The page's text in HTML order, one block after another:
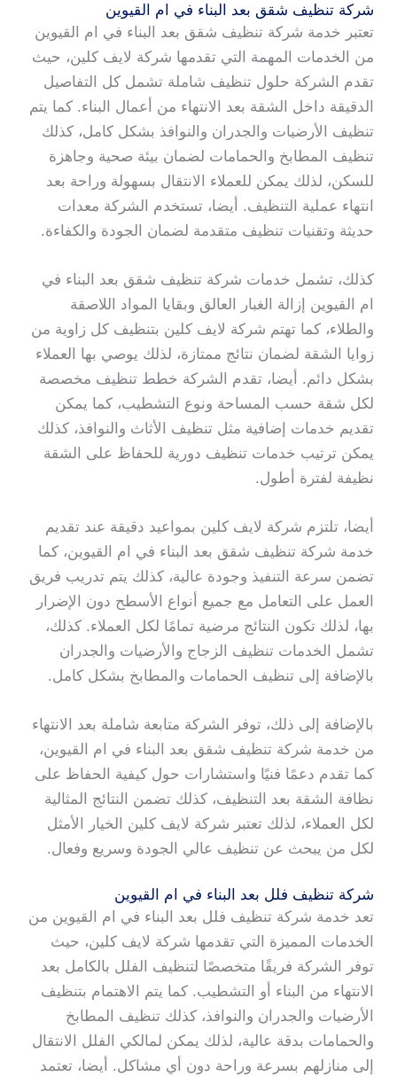
شركة تنظيف شقق بعد البناء في ام القيوين
تعتبر خدمة شركة تنظيف شقق بعد البناء في ام القيوين
من الخدمات المهمة التي تقدمها شركة لايف كلين، حيث
تقدم الشركة حلول تنظيف شاملة تشمل كل التفاصيل
الدقيقة داخل الشقة بعد الانتهاء من أعمال البناء. كما يتم
تنظيف الأرضيات والجدران والنوافذ بشكل كامل، كذلك
تنظيف المطابخ والحمامات لضمان بيئة صحية وجاهزة
للسكن، لذلك يمكن للعملاء الانتقال بسهولة وراحة بعد
انتهاء عملية التنظيف. أيضا، تستخدم الشركة معدات
حديثة وتقنيات تنظيف متقدمة لضمان الجودة والكفاءة.
كذلك، تشمل خدمات شركة تنظيف شقق بعد البناء في
ام القيوين إزالة الغبار العالق وبقايا المواد اللاصقة
والطلاء، كما تهتم شركة لايف كلين بتنظيف كل زاوية من
زوايا الشقة لضمان نتائج ممتازة، لذلك يوصي بها العملاء
بشكل دائم. أيضا، تقدم الشركة خطط تنظيف مخصصة
لكل شقة حسب المساحة ونوع التشطيب، كما يمكن
تقديم خدمات إضافية مثل تنظيف الأثاث والنوافذ، كذلك
يمكن ترتيب خدمات تنظيف دورية للحفاظ على الشقة
نظيفة لفترة أطول.
أيضا، تلتزم شركة لايف كلين بمواعيد دقيقة عند تقديم
خدمة شركة تنظيف شقق بعد البناء في ام القيوين، كما
تضمن سرعة التنفيذ وجودة عالية، كذلك يتم تدريب فريق
العمل على التعامل مع جميع أنواع الأسطح دون الإضرار
بها، لذلك تكون النتائج مرضية تمامًا لكل العملاء. كذلك،
تشمل الخدمات تنظيف الزجاج والأرضيات والجدران
بالإضافة إلى تنظيف الحمامات والمطابخ بشكل كامل.
بالإضافة إلى ذلك، توفر الشركة متابعة شاملة بعد الانتهاء
من خدمة شركة تنظيف شقق بعد البناء في ام القيوين،
كما تقدم دعمًا فنيًا واستشارات حول كيفية الحفاظ على
نظافة الشقة بعد التنظيف، كذلك تضمن النتائج المثالية
لكل العملاء، لذلك تعتبر شركة لايف كلين الخيار الأمثل
لكل من يبحث عن تنظيف عالي الجودة وسريع وفعال.
شركة تنظيف فلل بعد البناء في ام القيوين
تعد خدمة شركة تنظيف فلل بعد البناء في ام القيوين من
الخدمات المميزة التي تقدمها شركة لايف كلين، حيث
توفر الشركة فريقًا متخصصًا لتنظيف الفلل بالكامل بعد
الانتهاء من البناء أو التشطيب. كما يتم الاهتمام بتنظيف
الأرضيات والجدران والنوافذ، كذلك تنظيف المطابخ
والحمامات بدقة عالية، لذلك يمكن لمالكي الفلل الانتقال
إلى منازلهم بسرعة وراحة دون أي مشاكل. أيضا، تعتمد